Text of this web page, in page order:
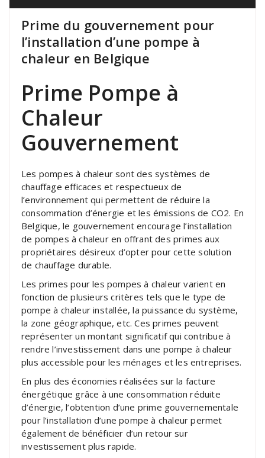
Prime du gouvernement pour
l’installation d’une pompe à
chaleur en Belgique
Prime Pompe à
Chaleur
Gouvernement
Les pompes à chaleur sont des systèmes de
chauffage efficaces et respectueux de
l’environnement qui permettent de réduire la
consommation d’énergie et les émissions de CO2. En
Belgique, le gouvernement encourage l’installation
de pompes à chaleur en offrant des primes aux
propriétaires désireux d’opter pour cette solution
de chauffage durable.
Les primes pour les pompes à chaleur varient en
fonction de plusieurs critères tels que le type de
pompe à chaleur installée, la puissance du système,
la zone géographique, etc. Ces primes peuvent
représenter un montant significatif qui contribue à
rendre l’investissement dans une pompe à chaleur
plus accessible pour les ménages et les entreprises.
En plus des économies réalisées sur la facture
énergétique grâce à une consommation réduite
d’énergie, l’obtention d’une prime gouvernementale
pour l’installation d’une pompe à chaleur permet
également de bénéficier d’un retour sur
investissement plus rapide.